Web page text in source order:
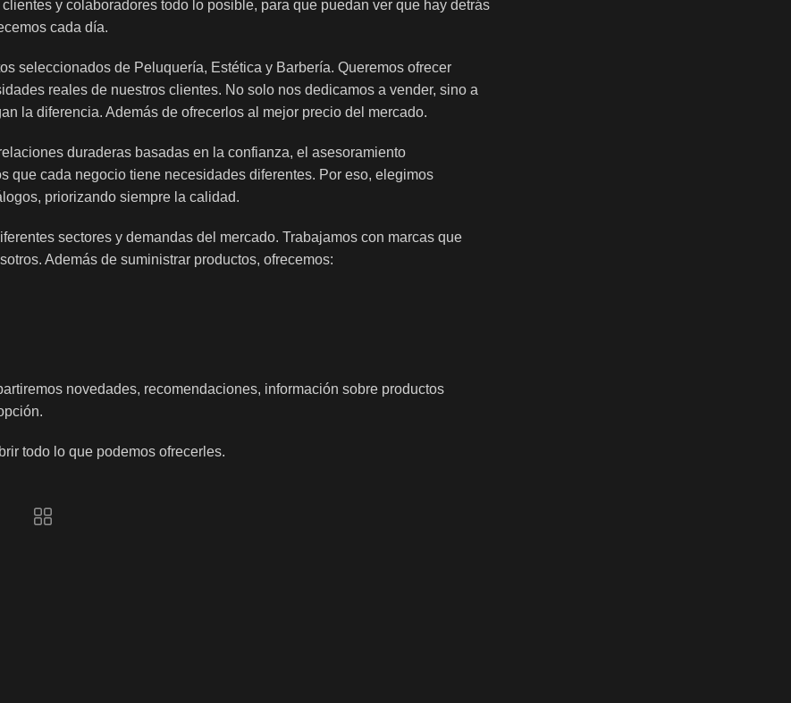
y colaboradores todo lo posible, para que puedan ver que hay detrás
cada día.
seleccionados de Peluquería, Estética y Barbería. Queremos ofrecer
reales de nuestros clientes. No solo nos dedicamos a vender, sino a
la diferencia. Además de ofrecerlos al mejor precio del mercado.
duraderas basadas en la confianza, el asesoramiento
que cada negocio tiene necesidades diferentes. Por eso, elegimos
priorizando siempre la calidad.
sectores y demandas del mercado. Trabajamos con marcas que
Además de suministrar productos, ofrecemos:
novedades, recomendaciones, información sobre productos
todo lo que podemos ofrecerles.